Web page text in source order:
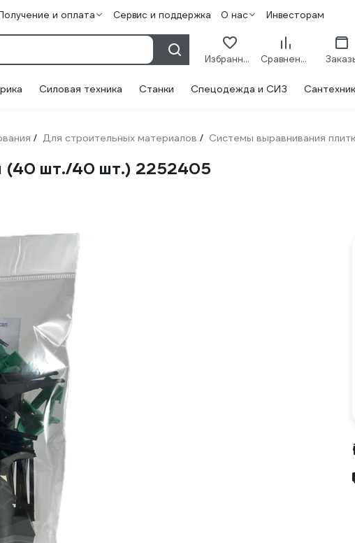
и оплата Сервис и поддержка О нас Инвесторам
Избранное Сравнение
Силовая техника Станки Спецодежда и СИЗ
/ Для строительных материалов / Системы выравнивания
(40 шт./40 шт.) 2252405